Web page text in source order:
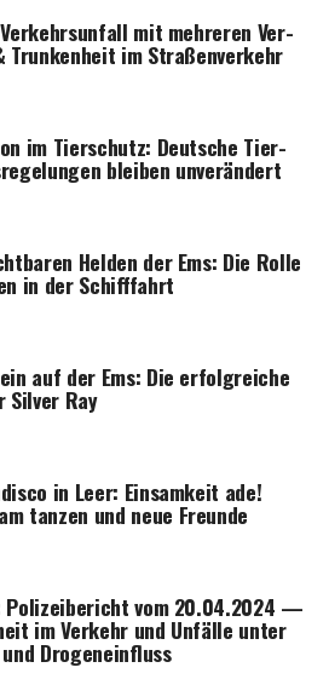
mit meh­re­ren Ver­
Trun­ken­heit im Straßenverkehr
im Tier­schutz: Deut­sche Tier­
blei­ben unverändert
Hel­den der Ems: Die Rol­le
in der Schifffahrt
auf der Ems: Die erfolg­rei­che
Sil­ver Ray
in Leer: Ein­sam­keit ade!
tan­zen und neue Freun­de
Poli­zei­be­richt vom 20.04.2024 —
im Ver­kehr und Unfäl­le unter
Drogeneinfluss